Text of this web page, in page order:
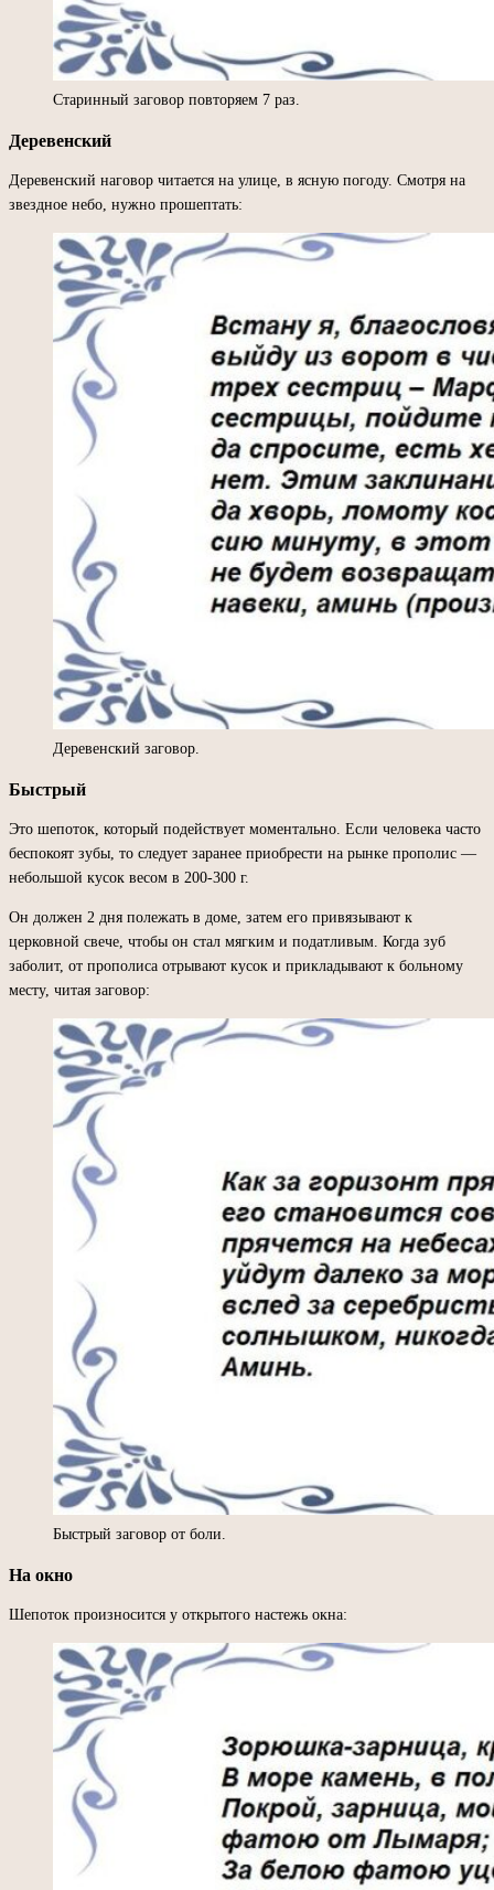
Старинный заговор повторяем 7 раз.
Деревенский
Деревенский наговор читается на улице, в ясную погоду. Смотря на
звездное небо, нужно прошептать:
Деревенский заговор.
Быстрый
Это шепоток, который подействует моментально. Если человека часто
беспокоят зубы, то следует заранее приобрести на рынке прополис —
небольшой кусок весом в 200-300 г.
Он должен 2 дня полежать в доме, затем его привязывают к
церковной свече, чтобы он стал мягким и податливым. Когда зуб
заболит, от прополиса отрывают кусок и прикладывают к больному
месту, читая заговор:
Быстрый заговор от боли.
На окно
Шепоток произносится у открытого настежь окна: